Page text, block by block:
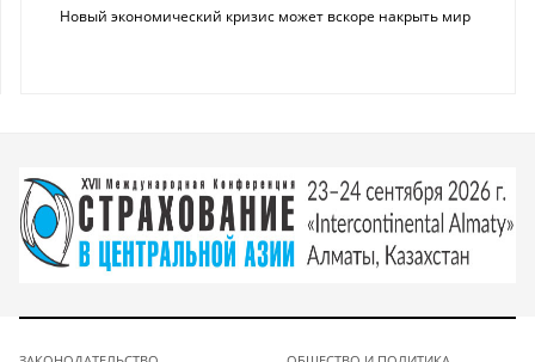
Новый экономический кризис может вскоре накрыть мир